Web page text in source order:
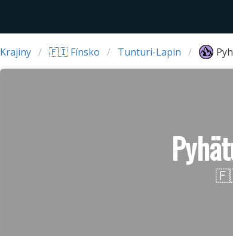
Krajiny 🇫🇮 Fínsko Tunturi-Lapin